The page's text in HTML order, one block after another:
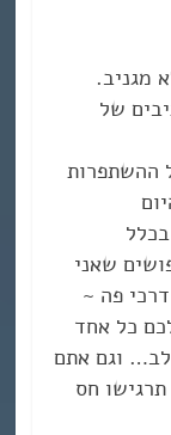
מגניב.
של
ההשתפרות
שאני
פה ~
כל אחד
וגם אתם
חס